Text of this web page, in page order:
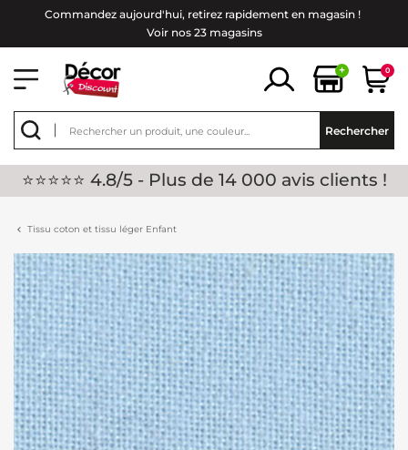
Commandez aujourd'hui, retirez rapidement en magasin !
Voir nos 23 magasins
+ 0
Rechercher
⭐⭐⭐⭐⭐ 4.8/5 - Plus de 14 000 avis clients !
Tissu coton et tissu léger Enfant